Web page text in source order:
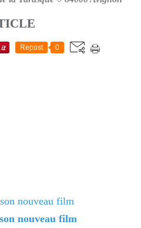
Repost 0
nouveau film